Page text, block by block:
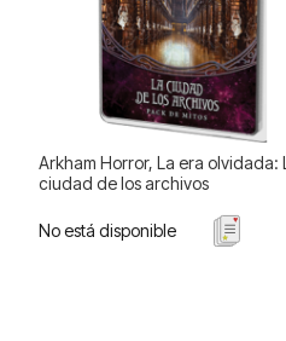
Arkham Horror, La era olvidada:
ciudad de los archivos
No está disponible